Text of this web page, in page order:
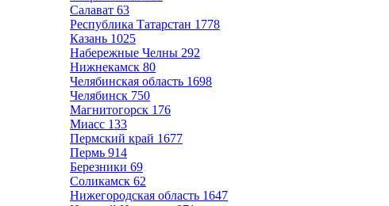
Салават 63
Республика Татарстан 1778
Казань 1025
Набережные Челны 292
Нижнекамск 80
Челябинская область 1698
Челябинск 750
Магнитогорск 176
Миасс 133
Пермский край 1677
Пермь 914
Березники 69
Соликамск 62
Нижегородская область 1647